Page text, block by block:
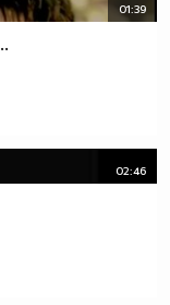
01:39
02:46